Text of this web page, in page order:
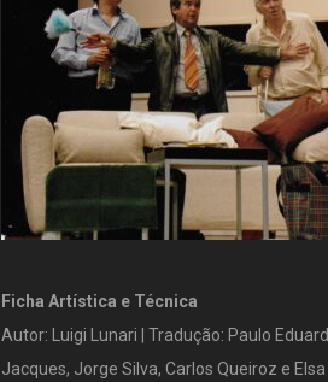
Ficha Artística e Técnica
Autor: Luigi Lunari | Tradução: Paulo
Jacques, Jorge Silva, Carlos Queiroz e